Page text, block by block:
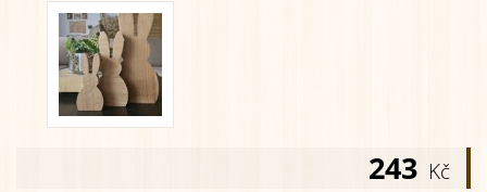
243 Kč